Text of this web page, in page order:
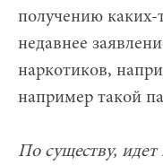
получению
недавнее
наркотиков,
например такой
По существу,